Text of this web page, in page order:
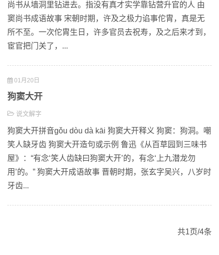
尚书从墙洞里钻进去。指没有真才实学靠钻营升官的人 由
窦尚书成语故事 宋朝时期，许及之极力谄事佗胄，真是无
所不至。一次佗胄生日，许多官员去祝寿，及之后来才到，
宦官把门关了，...
01月20日
狗窦大开
说文解字
狗窦大开拼音gǒu dòu dà kāi 狗窦大开释义 狗窦：狗洞。嘲
笑人缺牙齿 狗窦大开造句或示例 鲁迅《从百草园到三味书
屋》：“有念‘笑人齿缺曰狗窦大开’的，有念‘上九潜龙勿
用’的。” 狗窦大开成语故事 晋朝时期，张玄字吴兴，八岁时
牙齿...
共1页/4条